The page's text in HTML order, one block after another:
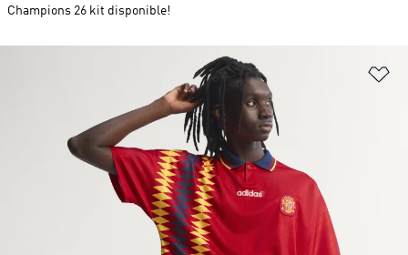
Champions 26 kit disponible!